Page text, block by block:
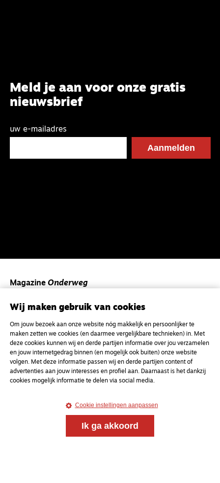
Meld je aan voor onze gratis
nieuwsbrief
uw e-mailadres
Magazine Onderweg
en gesprek voor christenen onderweg, in het bijzonder
MagazineOnderweg
Kvk-nummer 33277063
NL46 INGB 0117 5827 86
Wij maken gebruik van cookies
Om jouw bezoek aan onze website nóg makkelijk en persoonlijker te
maken zetten we cookies (en daarmee vergelijkbare technieken) in. Met
deze cookies kunnen wij en derde partijen informatie over jou verzamelen
en jouw internetgedrag binnen (en mogelijk ook buiten) onze website
volgen. Met deze informatie passen wij en derde partijen content of
advertenties aan jouw interesses en profiel aan. Daarnaast is het dankzij
cookies mogelijk informatie te delen via social media.
Cookie instellingen aanpassen
Ik ga akkoord